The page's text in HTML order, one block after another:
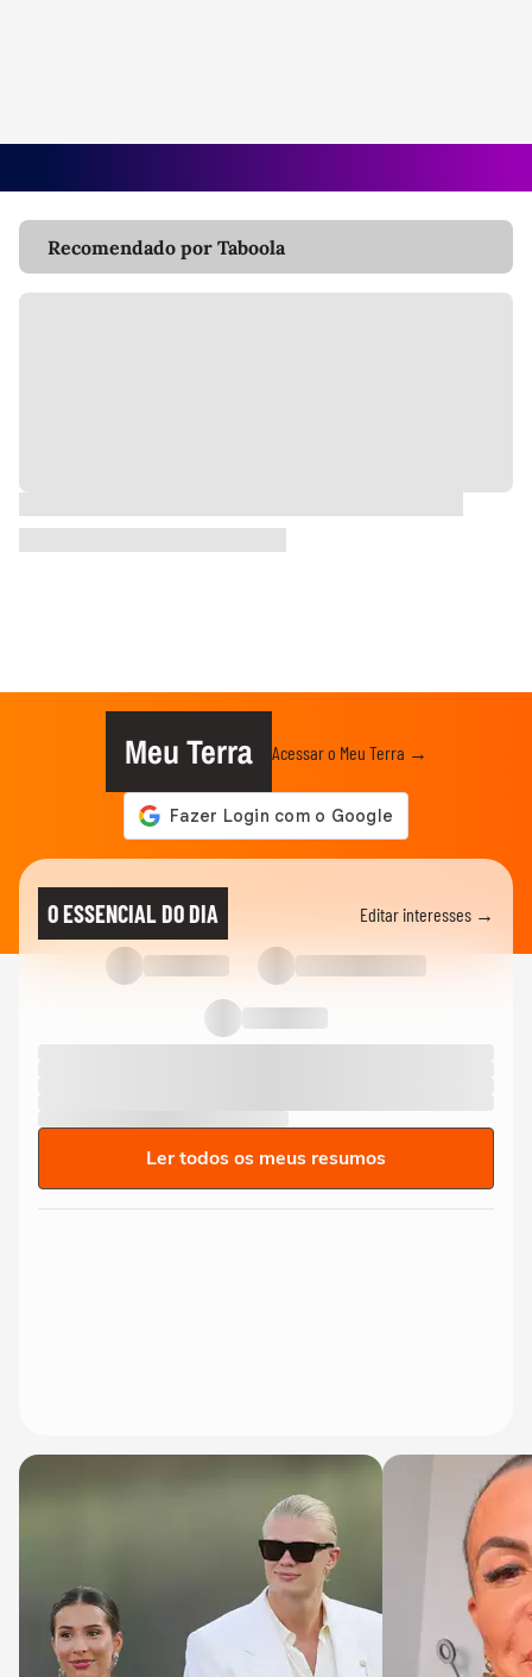
Recomendado por Taboola
Meu Terra Acessar o Meu Terra →
O ESSENCIAL DO DIA Editar interesses →
Ler todos os meus resumos